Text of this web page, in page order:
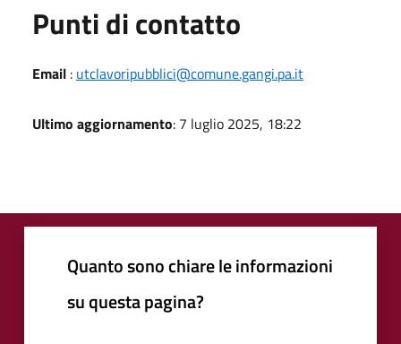
Punti di contatto
Email : utclavoripubblici@comune.gangi.pa.it
Ultimo aggiornamento: 7 luglio 2025, 18:22
Quanto sono chiare le informazioni
su questa pagina?